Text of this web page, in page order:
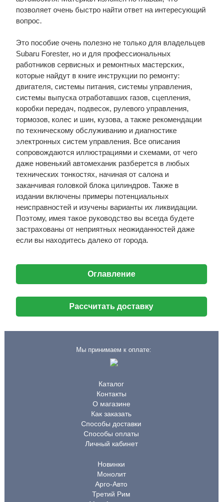
позволяет очень быстро найти ответ на интересующий
вопрос.
Это пособие очень полезно не только для владельцев
Subaru Forester, но и для профессиональных
работников сервисных и ремонтных мастерских,
которые найдут в книге инструкции по ремонту:
двигателя, системы питания, системы управления,
системы выпуска отработавших газов, сцепления,
коробки передач, подвесок, рулевого управления,
тормозов, колес и шин, кузова, а также рекомендации
по техническому обслуживанию и диагностике
электронных систем управления. Все описания
сопровождаются иллюстрациями и схемами, от чего
даже новенький автомеханик разберется в любых
технических тонкостях, начиная от салона и
заканчивая головкой блока цилиндров. Также в
издании включены примеры потенциальных
неисправностей и изучены варианты их ликвидации.
Поэтому, имея такое руководство вы всегда будете
застрахованы от неприятных неожиданностей даже
если вы находитесь далеко от города.
Оглавление
Рассчитать доставку
Мы принимаем к оплате:
Каталог
Контакты
О магазине
Как заказать
Способы доставки
Способы оплаты
Личный кабинет
Новинки
Монолит
Арго-Авто
Третий Рим